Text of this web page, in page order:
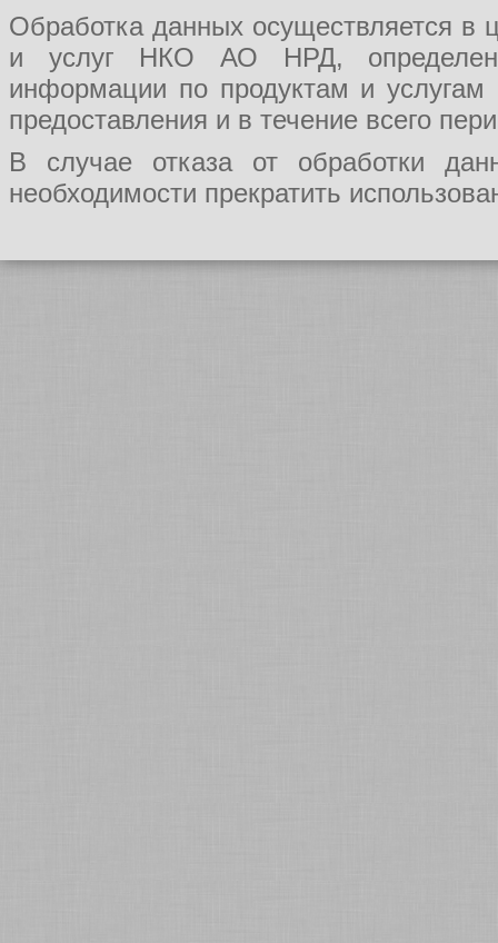
Обработка данных осуществляется в
и услуг НКО АО НРД, определения
информации по продуктам и
предоставления и в течение всего
В случае отказа от обработки
необходимости прекратить